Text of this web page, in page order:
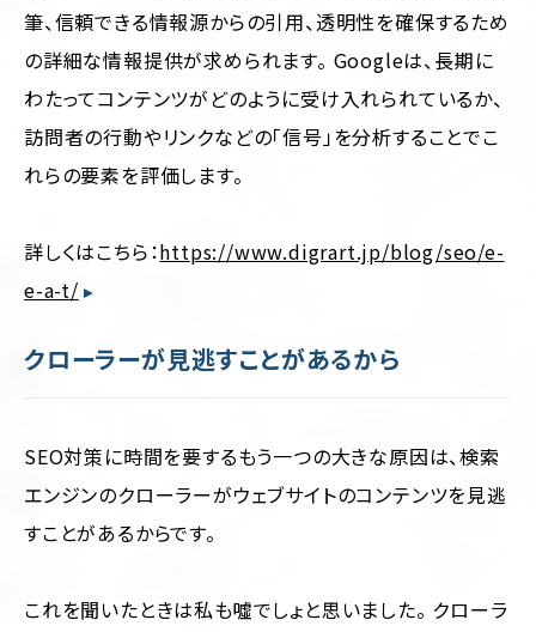
筆、信頼できる情報源からの引用、透明性を確保するため
の詳細な情報提供が求められます。 Googleは、長期に
わたってコンテンツがどのように受け入れられているか、
訪問者の行動やリンクなどの「信号」を分析することでこ
れらの要素を評価します。
詳しくはこちら：https://www.digrart.jp/blog/seo/e-
e-a-t/
クローラーが見逃すことがあるから
SEO対策に時間を要するもう一つの大きな原因は、検索
エンジンのクローラーがウェブサイトのコンテンツを見逃
すことがあるからです。
これを聞いたときは私も噓でしょと思いました。 クローラ